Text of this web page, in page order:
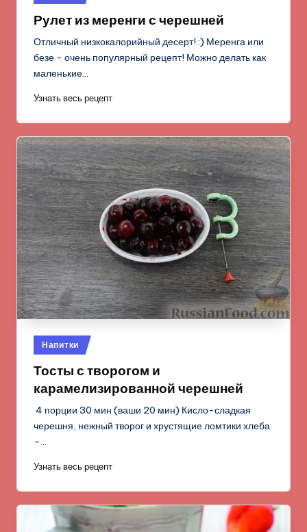
в
Рулет из меренги с черешней
Отличный низкокалорийный десерт! :) Меренга или
безе - очень популярный рецепт! Можно делать как
маленькие…
Узнать весь рецепт
Опубликовано
в
Напитки
Тосты с творогом и
карамелизированной черешней
4 порции 30 мин (ваши 20 мин) Кисло-сладкая
черешня, нежный творог и хрустящие ломтики хлеба
–…
Узнать весь рецепт